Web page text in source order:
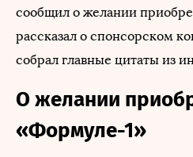
сообщил о желании
рассказал о спонсорском
собрал главные цитаты из
О желании
«Формуле-1»